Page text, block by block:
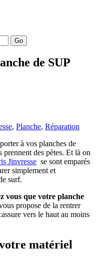
Go
de SUP
, Planche, Réparation
à vos planches de
des pètes. Et là on
Jinvresse se sont emparés
simplement et
surf.
vous que votre planche
propose de la rentrer
vers le haut au moins
matériel